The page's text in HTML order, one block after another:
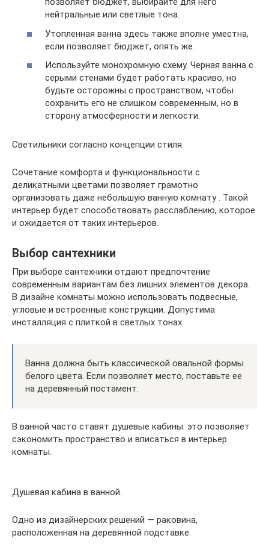
нейтральные или светлые тона.
Утопленная ванна здесь также вполне уместна,
если позволяет бюджет, опять же.
Используйте монохромную схему. Черная ванна с
серыми стенами будет работать красиво, но
будьте осторожны с пространством, чтобы
сохранить его не слишком современным, но в
сторону атмосферности и легкости.
Светильники согласно концепции стиля
Сочетание комфорта и функциональности с
деликатными цветами позволяет грамотно
организовать даже небольшую ванную комнату . Такой
интерьер будет способствовать расслаблению, которое
и ожидается от таких интерьеров.
Выбор сантехники
При выборе сантехники отдают предпочтение
современным вариантам без лишних элементов декора.
В дизайне комнаты можно использовать подвесные,
угловые и встроенные конструкции. Допустима
инсталляция с плиткой в светлых тонах.
Ванна должна быть классической овальной формы
белого цвета. Если позволяет место, поставьте ее
на деревянный постамент.
В ванной часто ставят душевые кабины: это позволяет
сэкономить пространство и вписаться в интерьер
комнаты.
Душевая кабина в ванной.
Одно из дизайнерских решений — раковина,
расположенная на деревянной подставке.